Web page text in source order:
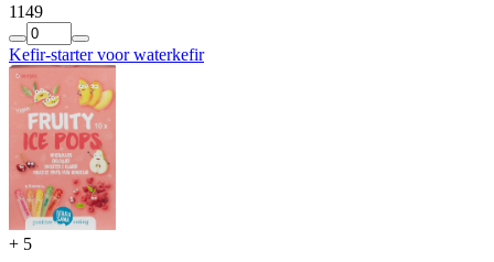
1149
Kefir-starter voor waterkefir
+ 5